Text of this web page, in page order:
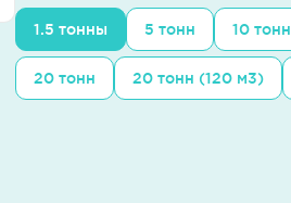
1.5 тонны 5 тонн 10 тонн
20 тонн 20 тонн (120 м3)